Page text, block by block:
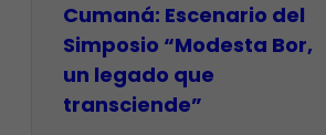
Cumaná: Escenario del
Simposio “Modesta Bor,
un legado que
transciende”